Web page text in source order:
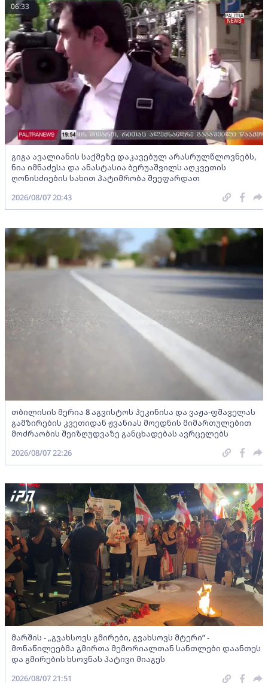
გიგა ავალიანის საქმეზე დაკავებულ არასრულწლოვნებს,
ნია იმნაძესა და ანასტასია ბერუაშვილს აღკვეთის
ღონისძიების სახით პატიმრობა შეეფარდათ
06:33
2026/08/07 20:43
თბილისის მერია 8 აგვისტოს პეკინისა და ვაჟა-ფშაველას
გამზირების კვეთიდან ჟვანიას მოედნის მიმართულებით
მოძრაობის შეიზღუდვაზე განცხადებას ავრცელებს
2026/08/07 22:26
მარშის - „გვახსოვს გმირები, გვახსოვს მტერი” -
მონაწილეებმა გმირთა მემორიალთან სანთლები დაანთეს
და გმირების ხსოვნას პატივი მიაგეს
2026/08/07 21:51